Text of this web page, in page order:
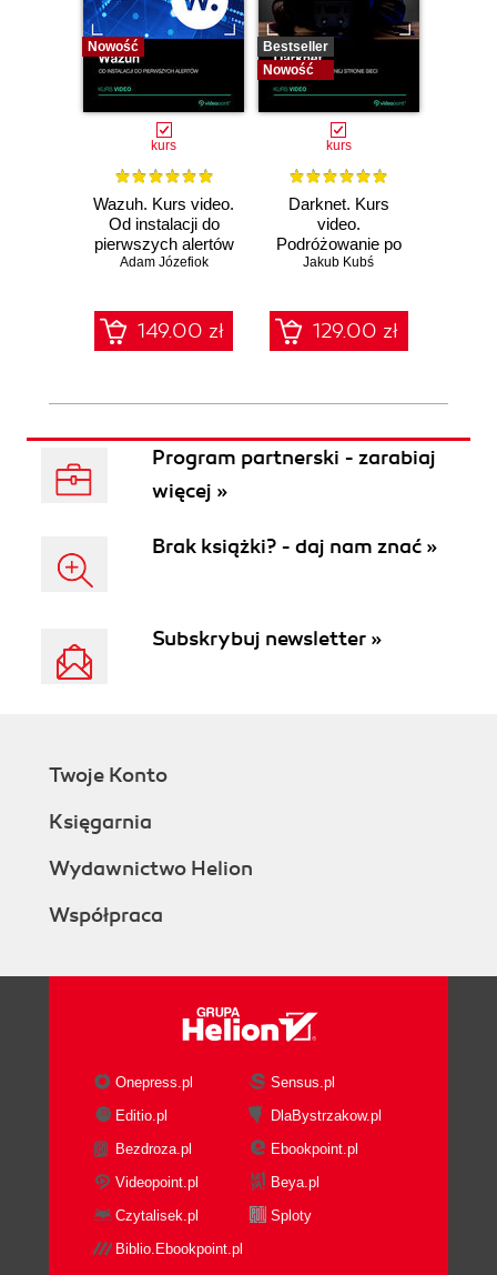
Nowość
kurs
Wazuh. Kurs video.
Od instalacji do
pierwszych alertów
Adam Józefiok
149.00 zł
Bestseller
Nowość
kurs
Darknet. Kurs
video.
Podróżowanie po
ciemnej stronie
Jakub Kubś
129.00 zł
Program partnerski - zarabiaj
więcej »
Brak książki? - daj nam znać »
Subskrybuj newsletter »
Twoje Konto
Księgarnia
Wydawnictwo Helion
Współpraca
Onepress.pl
Sensus.pl
Editio.pl
DlaBystrzakow.pl
Bezdroza.pl
Ebookpoint.pl
Videopoint.pl
Beya.pl
Czytalisek.pl
Sploty
Biblio.Ebookpoint.pl